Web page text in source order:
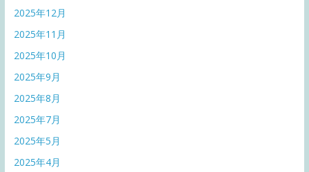
2025年12月
2025年11月
2025年10月
2025年9月
2025年8月
2025年7月
2025年5月
2025年4月